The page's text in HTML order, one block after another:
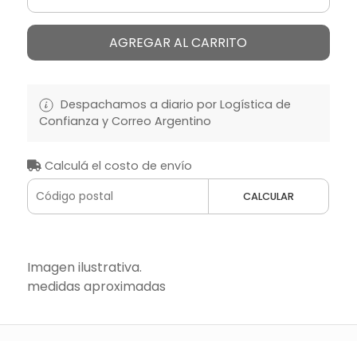
AGREGAR AL CARRITO
Despachamos a diario por Logística de
Confianza y Correo Argentino
Calculá el costo de envío
CALCULAR
Imagen ilustrativa.
medidas aproximadas